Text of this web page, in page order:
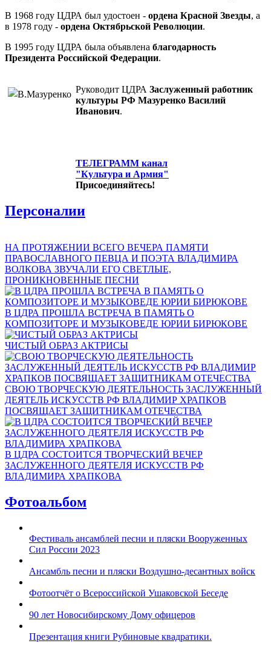
В 1968 году ЦДРА был удостоен - ордена Красной Звезды, а
в 1978 году - ордена Октябрьской Революции.
В 1995 году ЦДРА была объявлена благодарность
Президента Российской Федерации.
Руководит ЦДРА Заслуженный работник
культуры РФ Мазуренко Василий
Иванович.
ТЕЛЕГРАММ канал
"Культура и Армия"
Присоединяйтесь!
Персоналии
НА ПРОТЯЖЕНИИ ВСЕГО ВЕЧЕРА ПАМЯТИ
ПРАВОСЛАВНОГО ПЕВЦА И ПОЭТА ВЛАДИМИРА
ВОЛКОВА ЗВУЧАЛИ ЕГО СВЕТЛЫЕ,
ПРОНИКНОВЕННЫЕ ПЕСНИ
В ЦДРА ПРОШЛА ВСТРЕЧА В ПАМЯТЬ О
КОМПОЗИТОРЕ И МУЗЫКОВЕДЕ ЮРИИ БИРЮКОВЕ
ЧИСТЫЙ ОБРАЗ АКТРИСЫ
СВОЮ ТВОРЧЕСКУЮ ДЕЯТЕЛЬНОСТЬ ЗАСЛУЖЕННЫЙ
ДЕЯТЕЛЬ ИСКУССТВ РФ ВЛАДИМИР ХРАПКОВ
ПОСВЯЩАЕТ ЗАЩИТНИКАМ ОТЕЧЕСТВА
В ЦДРА СОСТОИТСЯ ТВОРЧЕСКИЙ ВЕЧЕР
ЗАСЛУЖЕННОГО ДЕЯТЕЛЯ ИСКУССТВ РФ
ВЛАДИМИРА ХРАПКОВА
Фотоальбом
Фестиваль ансамблей песни и пляски Вооруженных
Сил России 2023
Ансамбль песни и пляски Воздушно-десантных войск
Фотоотчёт о Всероссийской Ушаковской Беседе
90 лет Новосибирскому Дому офицеров
Презентация книги Рубиновые квадратики.